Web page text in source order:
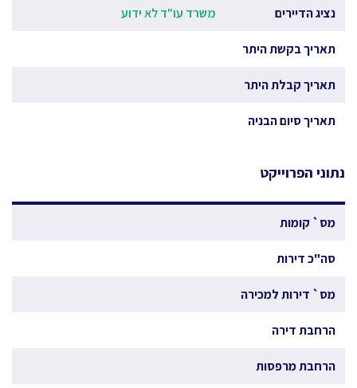
נציג הדיירים משרד עו"ד לא ידוע
תאריך בקשת היתר
תאריך קבלת היתר
תאריך סיום הבניה
נתוני הפרוייקט
מס` קומות
סה"כ דירות
מס` דירות למכירה
הרחבת דירה
הרחבת מרפסות